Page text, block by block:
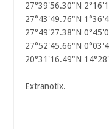
27°39'56.30"N
27°43'49.76"N
27°49'27.38"N
27°52'45.66"N
20°31'16.49"N
Extranotix.